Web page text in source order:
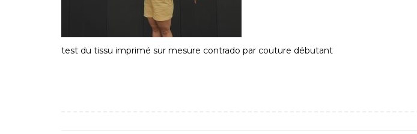
test du tissu imprimé sur mesure contrado par couture débutant